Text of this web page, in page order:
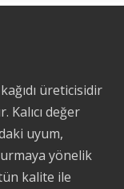
üreticisidir
Kalıcı değer
uyum,
yönelik
kalite ile